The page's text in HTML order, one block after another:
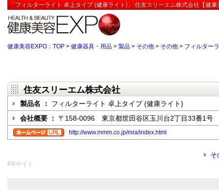
「フィルターライト 卓上タイプ (健康ライト)」:住友スリーエム株式会社【健康
健康美容EXPO：TOP > 健康器具・用品 > 製品 > その他 > その他 > フィルター
住友スリーエム株式会社
製品名 ： フィルターライト 卓上タイプ (健康ライト)
会社概要 ： 〒158-0096 東京都世田谷区玉川台2丁目33番1号
http://www.mmm.co.jp/mra/index.html
そ
PRサイト